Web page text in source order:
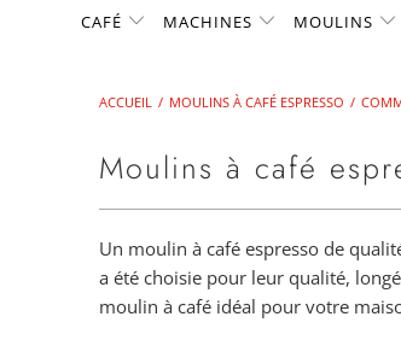
CAFÉ MACHINES MOULINS
ACCUEIL / MOULINS À CAFÉ ESPRESSO /
Moulins à café
Un moulin à café espresso de
a été choisie pour leur qualité,
moulin à café idéal pour votre